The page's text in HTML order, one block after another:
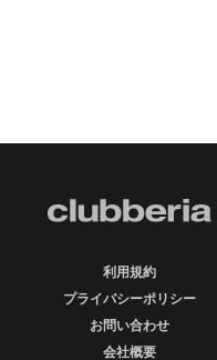
利用規約
プライバシーポリシー
お問い合わせ
会社概要